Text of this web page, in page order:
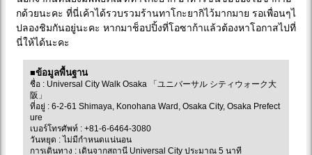
กด้วยนะคะ ที่นี่เค้าได้รวบรวมร้านทาโกะยากิไว้มากมาย รอเพื่อนๆไ
ปลองชิมกันอยู่นะคะ หากมาช็อปปิ้งที่โอซาก้าแล้วต้องหาโอกาสไปที่
นี่ให้ได้นะคะ
■ข้อมูลพื้นฐาน
ชื่อ : Universal City Walk Osaka 「ユニバーサル シティウォーク大
阪」
ที่อยู่ : 6-2-61 Shimaya, Konohana Ward, Osaka City, Osaka Prefect
ure
เบอร์โทรศัพท์ : +81-6-6464-3080
วันหยุด : ไม่มีกำหนดแน่นอน
การเดินทาง : เดินจากสถานี Universal City ประมาณ 5 นาที